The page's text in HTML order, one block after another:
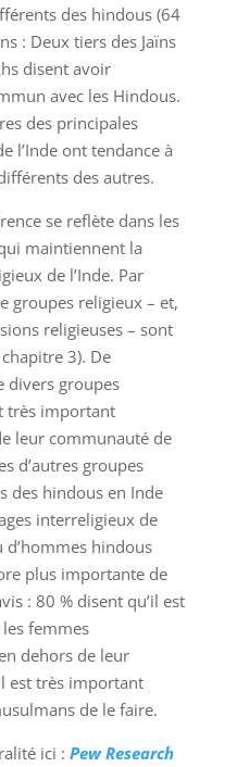
des hindous (64
: Deux tiers des Jaïns
disent avoir
avec les Hindous.
des principales
l’Inde ont tendance à
des autres.
se reflète dans les
maintiennent la
de l’Inde. Par
groupes religieux – et,
religieuses – sont
3). De
divers groupes
très important
leur communauté de
d’autres groupes
des hindous en Inde
interreligieux de
hindous
plus importante de
: 80 % disent qu’il est
femmes
dehors de leur
est très important
de le faire.
ici : Pew Research